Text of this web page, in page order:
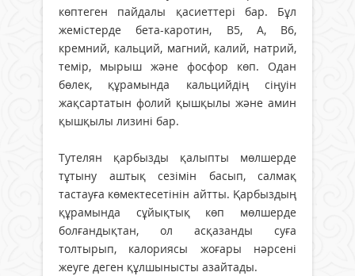
көптеген пайдалы қасиеттері бар. Бұл
жемістерде бета-каротин, B5, A, B6,
кремний, кальций, магний, калий, натрий,
темір, мырыш және фосфор көп. Одан
бөлек, құрамында кальцийдің сіңуін
жақсартатын фолий қышқылы және амин
қышқылы лизині бар.
Тутелян қарбызды қалыпты мөлшерде
тұтыну аштық сезімін басып, салмақ
тастауға көмектесетінін айтты. Қарбыздың
құрамында сұйықтық көп мөлшерде
болғандықтан, ол асқазанды суға
толтырып, калориясы жоғары нәрсені
жеуге деген құлшынысты азайтады.